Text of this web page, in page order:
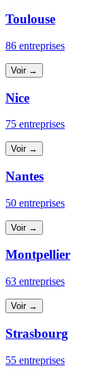
Toulouse
86 entreprises
Voir →
Nice
75 entreprises
Voir →
Nantes
50 entreprises
Voir →
Montpellier
63 entreprises
Voir →
Strasbourg
55 entreprises